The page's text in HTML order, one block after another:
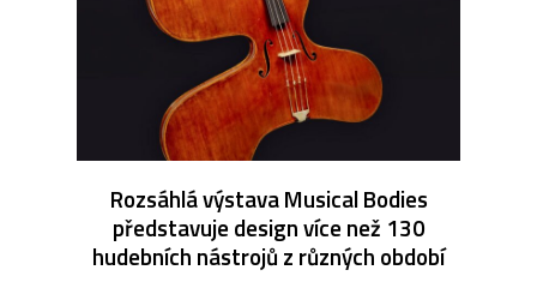
Rozsáhlá výstava Musical Bodies
představuje design více než 130
hudebních nástrojů z různých období